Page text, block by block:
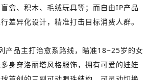
盒、积木、毛绒玩具等；而自由IP产品
差异化设计，精准打击目标消费人群。
产品主打治愈系路线，瞄准18~25岁的女
身穿洛丽塔风格服饰，拥有可爱的娃娃